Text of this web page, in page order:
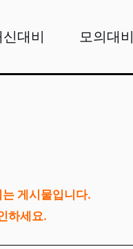
신대비 모의대비
게시물입니다.
하세요.